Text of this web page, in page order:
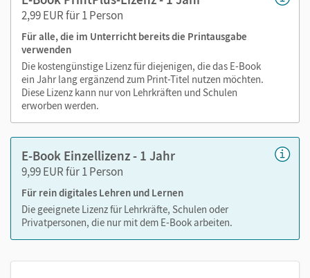
vertonter Lernwortschatz
Neu:Digital help, Digital quiz, Digital checkpoint
2,99 EUR für 1 Person
Für alle, die im Unterricht bereits die Printausgabe
verwenden
Die kostengünstige Lizenz für diejenigen, die das E-Book
ein Jahr lang ergänzend zum Print-Titel nutzen möchten.
Diese Lizenz kann nur von Lehrkräften und Schulen
erworben werden.
E-Book Einzellizenz - 1 Jahr
9,99 EUR für 1 Person
Für rein digitales Lehren und Lernen
Die geeignete Lizenz für Lehrkräfte, Schulen oder
Privatpersonen, die nur mit dem E-Book arbeiten.